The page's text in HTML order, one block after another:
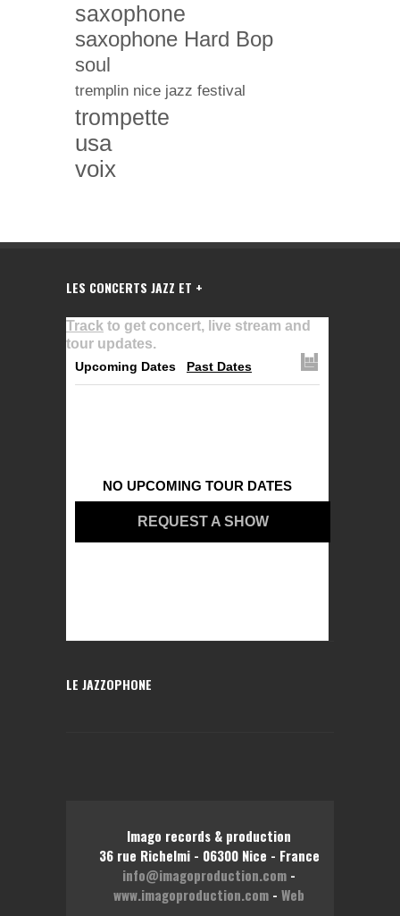
saxophone
saxophone Hard Bop
soul
tremplin nice jazz festival
trompette
usa
voix
LES CONCERTS JAZZ ET +
Track to get concert, live stream and
tour updates.
Upcoming Dates Past Dates
NO UPCOMING TOUR DATES
REQUEST A SHOW
LE JAZZOPHONE
Imago records & production
36 rue Richelmi - 06300 Nice - France
info@imagoproduction.com -
www.imagoproduction.com - Web